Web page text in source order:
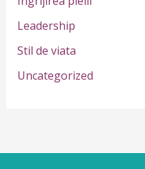
Leadership
Stil de viata
Uncategorized